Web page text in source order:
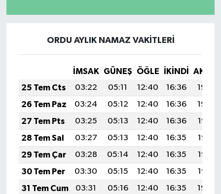
ORDU AYLIK NAMAZ VAKITLERI
İMSAK GÜNEŞ ÖĞLE İKINDI
25 Tem Cts
03:22 05:11 12:40 16:36
19:59
26 Tem Paz
03:24 05:12 12:40 16:36
19:59
27 Tem Pts
03:25 05:13 12:40 16:36
19:58
28 Tem Sal
03:27 05:13 12:40 16:35
19:57
29 Tem Çar
03:28 05:14 12:40 16:35
19:56
30 Tem Per
03:30 05:15 12:40 16:35
19:55
31 Tem Cum
03:31 05:16 12:40 16:35
19:54